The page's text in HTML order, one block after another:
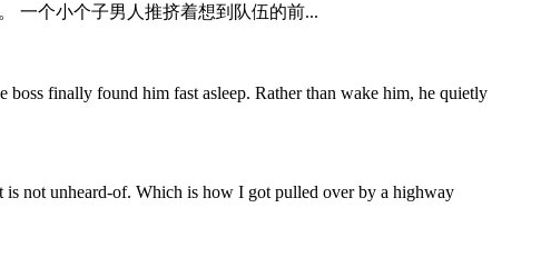
一个小个子男人推挤着想到队伍的前...
finally found him fast asleep. Rather than wake him, he quietly
is not unheard-of. Which is how I got pulled over by a highway